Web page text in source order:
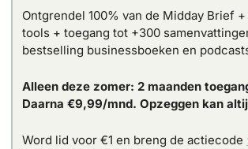
Ontgrendel 100% van de Midday Brief
tools + toegang tot +300
bestselling businessboeken en
Alleen deze zomer: 2 maanden
Daarna €9,99/mnd. Opzeggen kan
Word lid voor €1 en breng de actiecode